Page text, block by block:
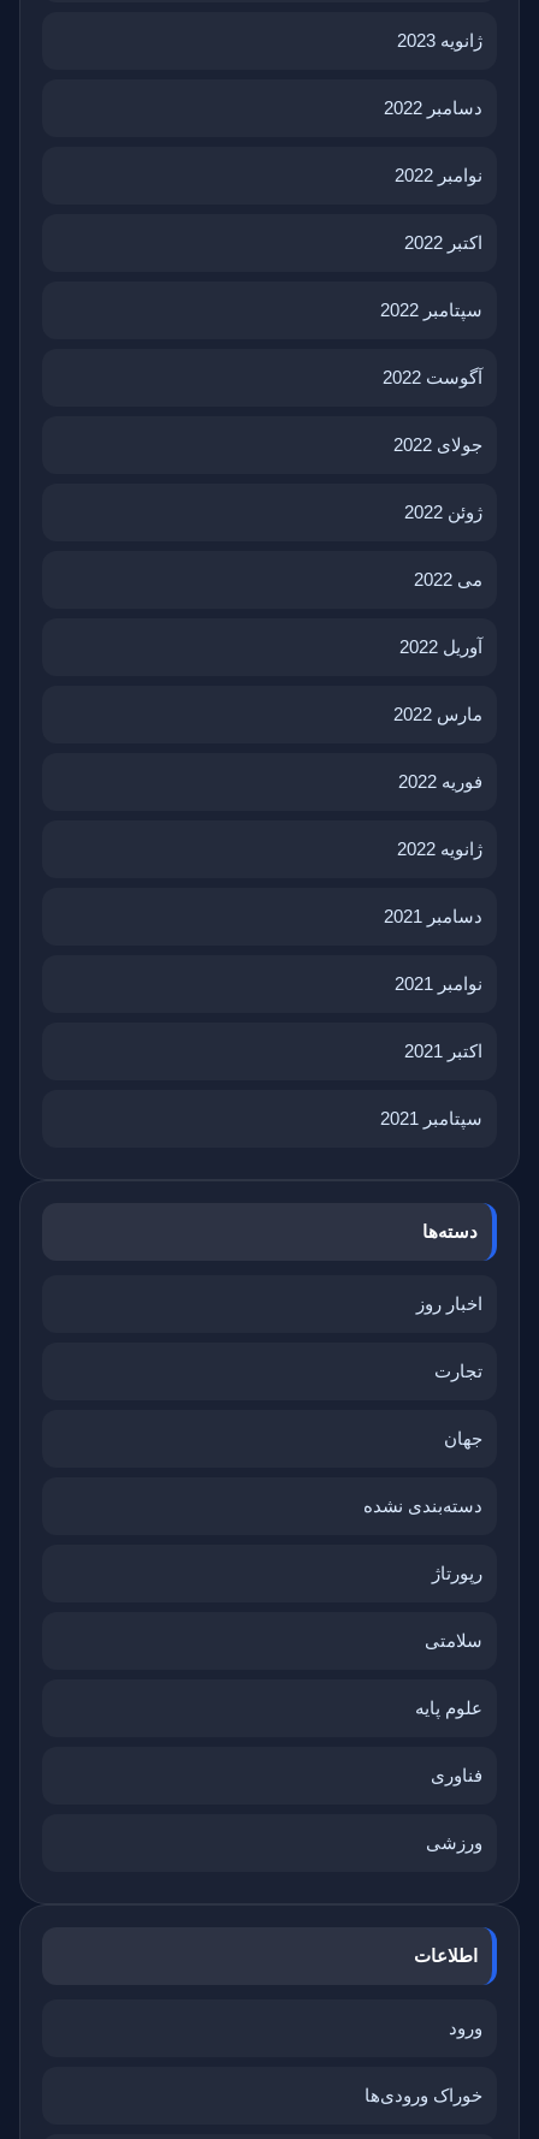
ژانویه 2023
دسامبر 2022
نوامبر 2022
اکتبر 2022
سپتامبر 2022
آگوست 2022
جولای 2022
ژوئن 2022
می 2022
آوریل 2022
مارس 2022
فوریه 2022
ژانویه 2022
دسامبر 2021
نوامبر 2021
اکتبر 2021
سپتامبر 2021
دسته‌ها
اخبار روز
تجارت
جهان
دسته‌بندی نشده
رپورتاژ
سلامتی
علوم پایه
فناوری
ورزشی
اطلاعات
ورود
خوراک ورودی‌ها